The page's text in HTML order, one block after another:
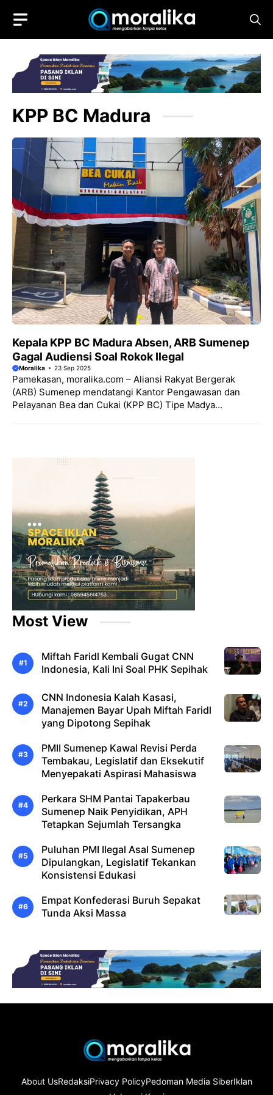
content
KPP BC Madura
Kepala KPP BC Madura Absen, ARB Sumenep
Gagal Audiensi Soal Rokok Ilegal
Moralika 23 Sep 2025
Pamekasan, moralika.com – Aliansi Rakyat Bergerak
(ARB) Sumenep mendatangi Kantor Pengawasan dan
Pelayanan Bea dan Cukai (KPP BC) Tipe Madya...
Most View
Miftah Faridl Kembali Gugat CNN
Indonesia, Kali Ini Soal PHK Sepihak
CNN Indonesia Kalah Kasasi,
Manajemen Bayar Upah Miftah Faridl
yang Dipotong Sepihak
PMII Sumenep Kawal Revisi Perda
Tembakau, Legislatif dan Eksekutif
Menyepakati Aspirasi Mahasiswa
Perkara SHM Pantai Tapakerbau
Sumenep Naik Penyidikan, APH
Tetapkan Sejumlah Tersangka
Puluhan PMI Ilegal Asal Sumenep
Dipulangkan, Legislatif Tekankan
Konsistensi Edukasi
Empat Konfederasi Buruh Sepakat
Tunda Aksi Massa
About UsRedaksiPrivacy PolicyPedoman Media SiberIklan